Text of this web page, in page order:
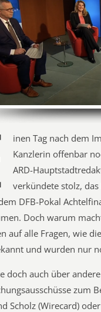
inen Tag nach dem
Kanzlerin offenbar
ARD-
verkündete stolz,
DFB-Pokal
Doch warum
auf alle Fragen, wie
und wurden nur
doch auch über
zum
Scholz (Wirecard)